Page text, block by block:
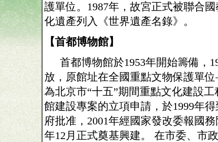
護單位。 1987年，故宮正式被聯合
化遺產列入《世界遺產名錄》。
【首都博物館】
首都博物館於1953年開始籌備，
放，原館址在全國重點文物保護單
為北京市“十五”期間重點文化建設
館建設專案的立項申請，於1999年
府批准， 2001年經國家發改委報國
年12月正式奠基興建。
在市委、市